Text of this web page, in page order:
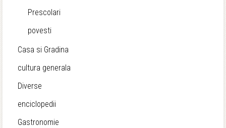
Prescolari
povesti
Casa si Gradina
cultura generala
Diverse
enciclopedii
Gastronomie